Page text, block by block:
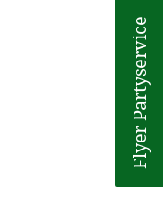
Flyer Partyservice